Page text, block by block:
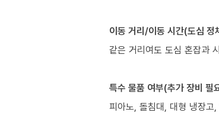
이동 거리/이동 시간(도심 정
같은 거리여도 도심 혼잡과
특수 물품 여부(추가 장비 필
피아노, 돌침대, 대형 냉장